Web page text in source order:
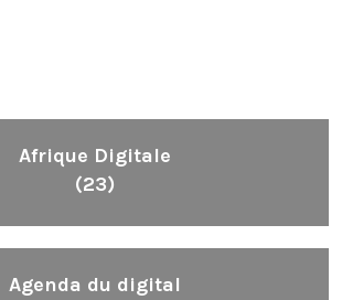
Afrique Digitale
(23)
Agenda du digital